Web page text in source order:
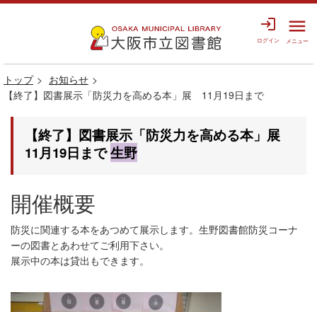
login
ログイン
menu
メニュー
トップ
お知らせ
【終了】図書展示「防災力を高める本」展 11月19日まで
【終了】図書展示「防災力を高める本」展
11月19日まで生野
開催概要
防災に関連する本をあつめて展示します。生野図書館防災コーナ
ーの図書とあわせてご利用下さい。
展示中の本は貸出もできます。